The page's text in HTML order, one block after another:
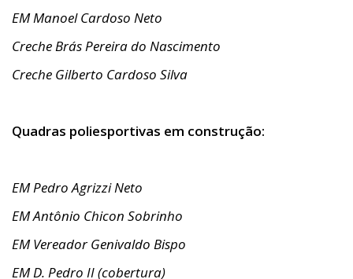
EM Manoel Cardoso Neto
Creche Brás Pereira do Nascimento
Creche Gilberto Cardoso Silva
Quadras poliesportivas em construção:
EM Pedro Agrizzi Neto
EM Antônio Chicon Sobrinho
EM Vereador Genivaldo Bispo
EM D. Pedro II (cobertura)